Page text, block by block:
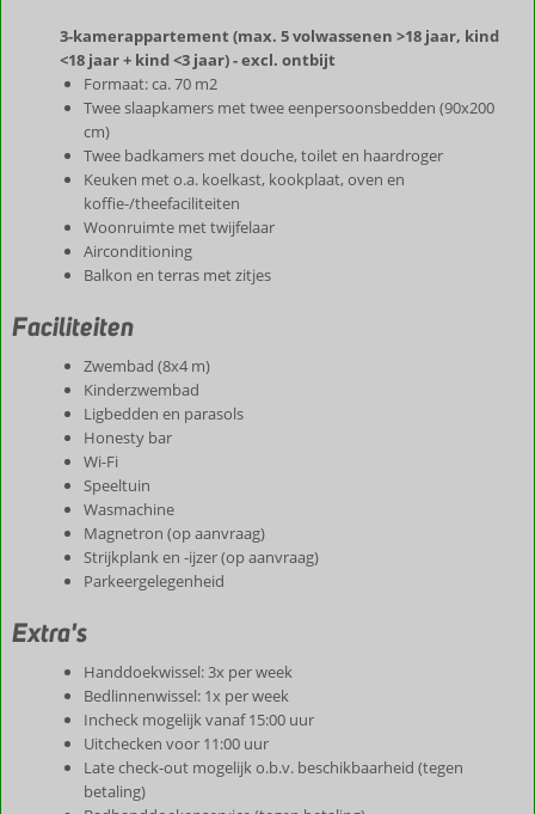
3-kamerappartement (max. 5 volwassenen >18 jaar, kind
<18 jaar + kind <3 jaar) - excl. ontbijt
Formaat: ca. 70 m2
Twee slaapkamers met twee eenpersoonsbedden (90x200
cm)
Twee badkamers met douche, toilet en haardroger
Keuken met o.a. koelkast, kookplaat, oven en
koffie-/theefaciliteiten
Woonruimte met twijfelaar
Airconditioning
Balkon en terras met zitjes
Faciliteiten
Zwembad (8x4 m)
Kinderzwembad
Ligbedden en parasols
Honesty bar
Wi-Fi
Speeltuin
Wasmachine
Magnetron (op aanvraag)
Strijkplank en -ijzer (op aanvraag)
Parkeergelegenheid
Extra's
Handdoekwissel: 3x per week
Bedlinnenwissel: 1x per week
Incheck mogelijk vanaf 15:00 uur
Uitchecken voor 11:00 uur
Late check-out mogelijk o.b.v. beschikbaarheid (tegen
betaling)